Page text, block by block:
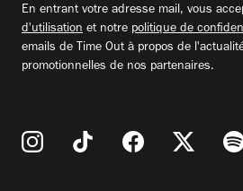
En entrant votre adresse mail, vous
d'utilisation et notre politique de
emails de Time Out à propos de
promotionnelles de nos partenaires.